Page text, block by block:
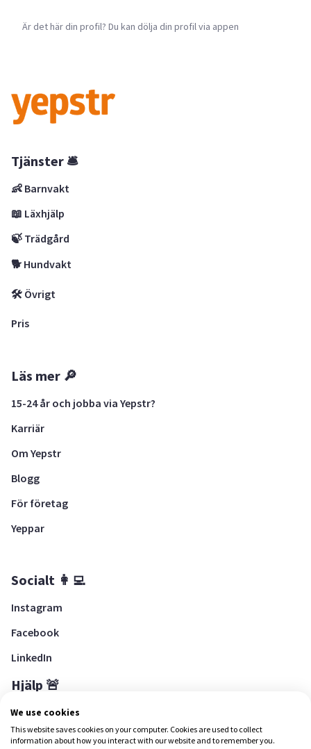
Är det här din profil? Du kan dölja din profil via appen
Tjänster 🛎
👶 Barnvakt
📖 Läxhjälp
🍃 Trädgård
🐕 Hundvakt
🛠 Övrigt
Pris
Läs mer 🔎
15-24 år och jobba via Yepstr?
Karriär
Om Yepstr
Blogg
För företag
Yeppar
Socialt 👩‍💻
Instagram
Facebook
LinkedIn
Hjälp 🚨
Hjälpcenter
We use cookies
This website saves cookies on your computer. Cookies are used to collect
information about how you interact with our website and to remember you.